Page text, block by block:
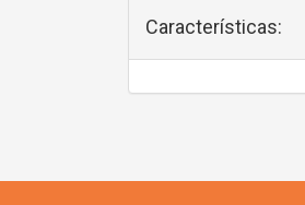
Características: